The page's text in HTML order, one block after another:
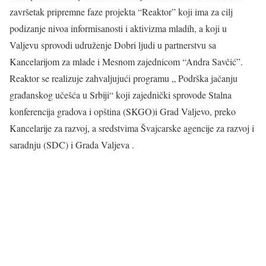
završetak pripremne faze projekta “Reaktor” koji ima za cilj
podizanje nivoa informisanosti i aktivizma mladih, a koji u
Valjevu sprovodi udruženje Dobri ljudi u partnerstvu sa
Kancelarijom za mlade i Mesnom zajednicom “Andra Savčić”.
Reaktor se realizuje zahvaljujući programu „ Podrška jačanju
građanskog učešća u Srbiji“ koji zajednički sprovode Stalna
konferencija gradova i opština (SKGO)i Grad Valjevo, preko
Kancelarije za razvoj, a sredstvima Švajcarske agencije za razvoj i
saradnju (SDC) i Grada Valjeva .